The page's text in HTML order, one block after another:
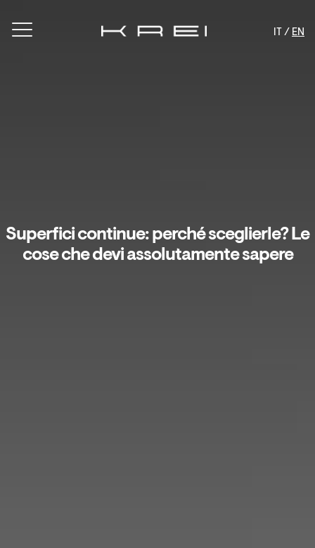
IT / EN
Superfici continue: perché sceglierle? Le
cose che devi assolutamente sapere